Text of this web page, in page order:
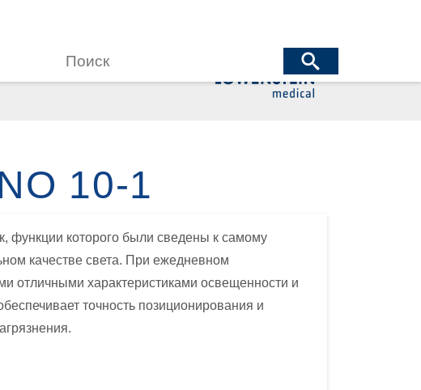
Löwenstein Medical Manufacturing
Löwenstein Medical Technology
10-1
функции которого были сведены к самому
качестве света. При ежедневном
отличными характеристиками освещенности и
точность позиционирования и